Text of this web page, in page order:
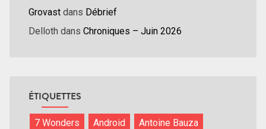
Grovast dans Débrief
Delloth dans Chroniques – Juin 2026
ÉTIQUETTES
7 Wonders Android
Antoine Bauza